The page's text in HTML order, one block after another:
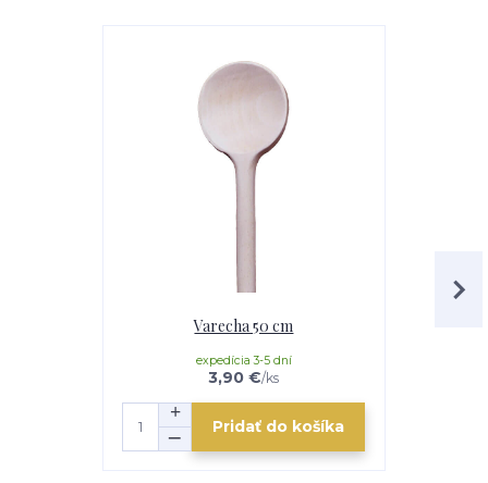
Varecha 50 cm
3,90 €/ks
expedícia 3-5 dní
Pridať do košíka